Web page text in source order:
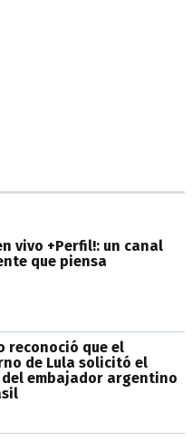
vivo +Perfil!: un canal
que piensa
reconoció que el
de Lula solicitó el
embajador argentino